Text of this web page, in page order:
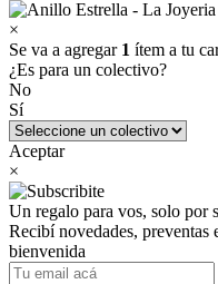
×
Se va a agregar 1 ítem a tu
¿Es para un colectivo?
No
Sí
Aceptar
×
Un regalo para vos, solo por
Recibí novedades,
bienvenida